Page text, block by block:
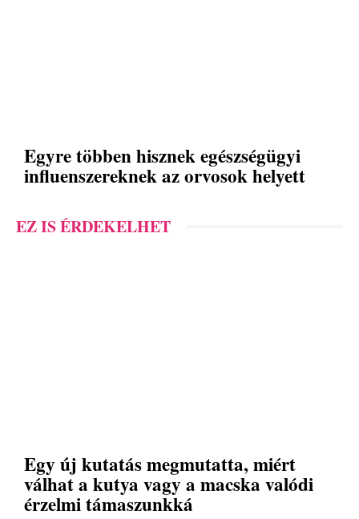
Egyre többen hisznek egészségügyi
influenszereknek az orvosok helyett
EZ IS ÉRDEKELHET
Egy új kutatás megmutatta, miért
válhat a kutya vagy a macska valódi
érzelmi támaszunkká